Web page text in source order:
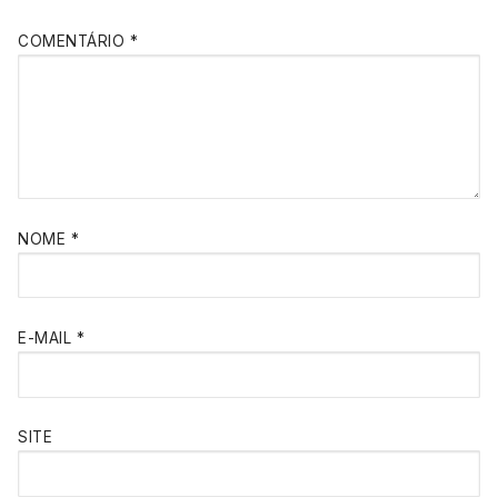
COMENTÁRIO *
NOME *
E-MAIL *
SITE